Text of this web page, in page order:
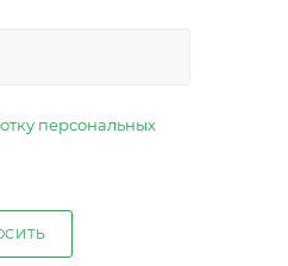
персональных